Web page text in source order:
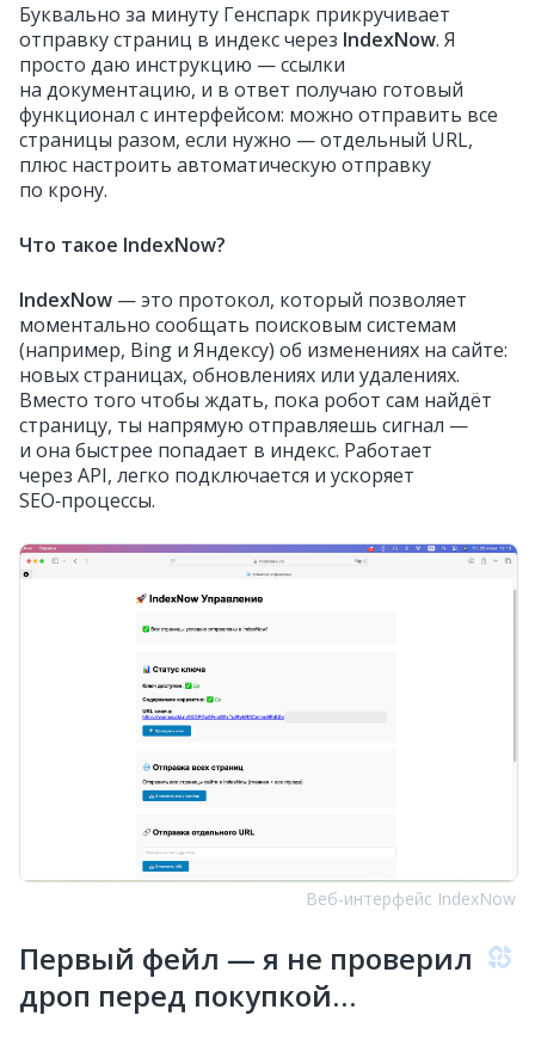
Буквально за минуту Генспарк прикручивает
отправку страниц в индекс через IndexNow. Я
просто даю инструкцию — ссылки
на документацию, и в ответ получаю готовый
функционал с интерфейсом: можно отправить все
страницы разом, если нужно — отдельный URL,
плюс настроить автоматическую отправку
по крону.
Что такое IndexNow?
IndexNow — это протокол, который позволяет
моментально сообщать поисковым системам
(например, Bing и Яндексу) об изменениях на сайте:
новых страницах, обновлениях или удалениях.
Вместо того чтобы ждать, пока робот сам найдёт
страницу, ты напрямую отправляешь сигнал —
и она быстрее попадает в индекс. Работает
через API, легко подключается и ускоряет
SEO‑процессы.
Веб‑интерфейс IndexNow
Первый фейл — я не проверил
дроп перед покупкой…